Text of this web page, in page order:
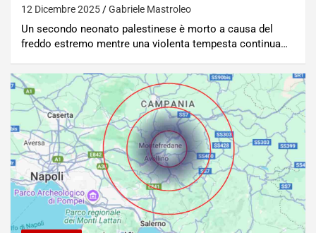
12 Dicembre 2025 Gabriele Mastroleo
Un secondo neonato palestinese è morto a causa del
freddo estremo mentre una violenta tempesta continua…